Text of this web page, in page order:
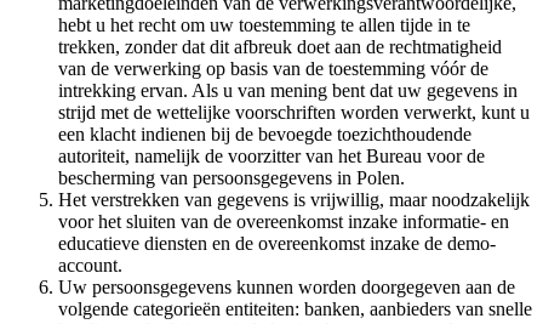
hebt u het recht om uw toestemming te allen tijde in te
trekken, zonder dat dit afbreuk doet aan de rechtmatigheid
van de verwerking op basis van de toestemming vóór de
intrekking ervan. Als u van mening bent dat uw gegevens in
strijd met de wettelijke voorschriften worden verwerkt, kunt u
een klacht indienen bij de bevoegde toezichthoudende
autoriteit, namelijk de voorzitter van het Bureau voor de
bescherming van persoonsgegevens in Polen.
Het verstrekken van gegevens is vrijwillig, maar noodzakelijk
voor het sluiten van de overeenkomst inzake informatie- en
educatieve diensten en de overeenkomst inzake de demo-
account.
Uw persoonsgegevens kunnen worden doorgegeven aan de
volgende categorieën entiteiten: banken, aanbieders van snelle